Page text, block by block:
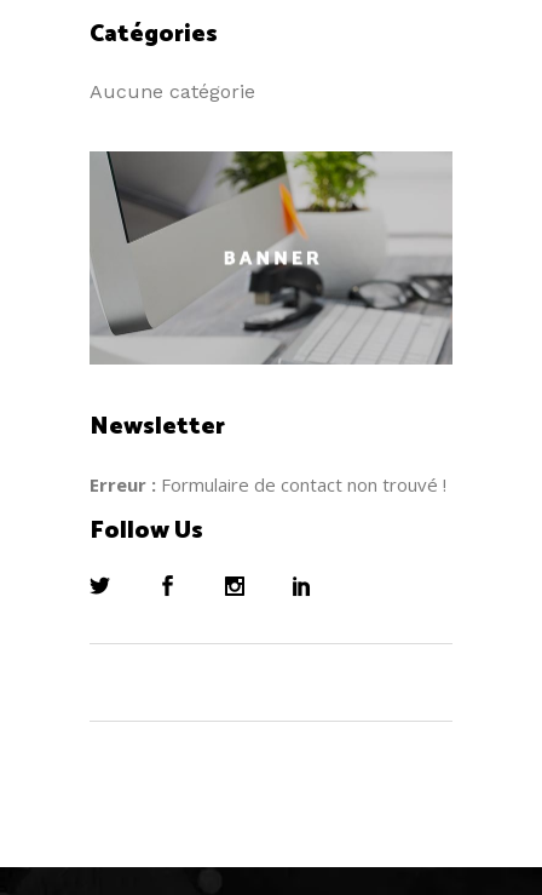
Catégories
Aucune catégorie
Newsletter
Erreur : Formulaire de contact non trouvé !
Follow Us